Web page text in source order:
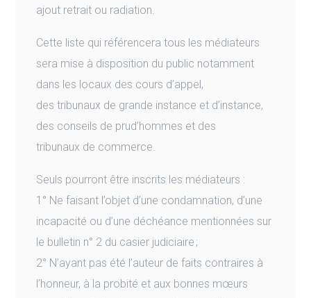
ajout retrait ou radiation.
Cette liste qui référencera tous les médiateurs
sera mise à disposition du public notamment
dans les locaux des cours d’appel,
des tribunaux de grande instance et d’instance,
des conseils de prud’hommes et des
tribunaux de commerce.
Seuls pourront être inscrits les médiateurs :
1° Ne faisant l’objet d’une condamnation, d’une
incapacité ou d’une déchéance mentionnées sur
le bulletin n° 2 du casier judiciaire ;
2° N’ayant pas été l’auteur de faits contraires à
l’honneur, à la probité et aux bonnes mœurs